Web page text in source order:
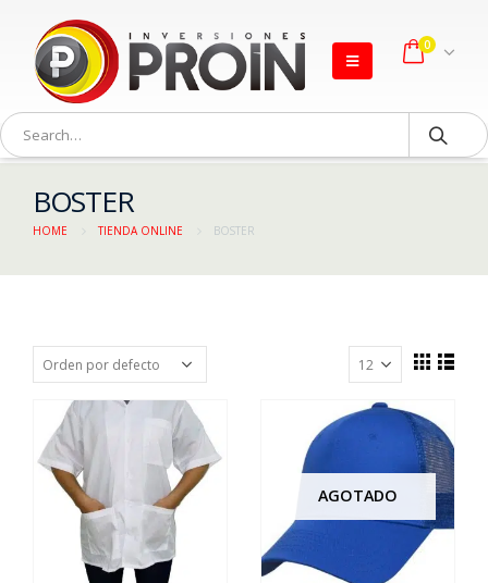
0
BOSTER
HOME TIENDA ONLINE BOSTER
AGOTADO